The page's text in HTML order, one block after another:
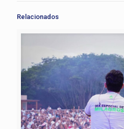
Relacionados